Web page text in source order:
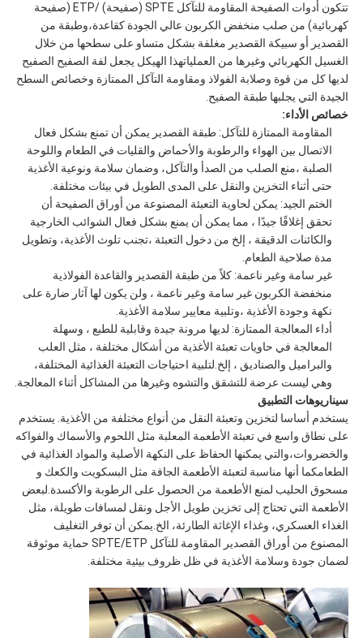
تتكون أدوات الصفيحة المقاومة للتآكل SPTE (صفيحة) /ETP (صفيحة
كهربائية) من صلب منخفض الكربون عالي الجودة كقاعدة،وطبقة من
القصدير أو سبيكة القصدير مغلفة بشكل متساو على سطحها من خلال
الغسيل الكهربائي وغيرها من العملياتهذا الهيكل يجعل لفة الصفيح الصفيح
لديها كل من قوة وصلابة الفولاذ ومقاومة التآكل الممتازة وخصائص السطح
الجيدة التي يجلبها طبقة الصفيح.
خصائص الأداء:
المقاومة الممتازة للتآكل: طبقة القصدير يمكن أن تمنع بشكل فعال
الاتصال بين الهواء والرطوبة والأحماض والقليات في الطعام واللوحة
الصلبة ،منع الصلب من الصدأ والتآكل، وضمان سلامة ونوعية الأغذية
حتى أثناء التخزين والنقل على المدى الطويل في بيئات مختلفة.
الختم الجيد: يمكن لحاوية التعبئة المصنوعة من أوراق الصفيحة أن
تحقق إغلاقًا جيدًا ، مما يمكن أن يمنع بشكل فعال الشوائب الخارجية
والكائنات الدقيقة ، إلخ من دخول التعبئة ،تجنب تلوث الأغذية، وتطويل
مدة صلاحية الطعام.
غير سامة وغير ناعمة: كلاً من طبقة القصدير والقاعدة الفولاذية
منخفضة الكربون غير سامة وغير ناعمة ، ولن يكون لها آثار ضارة على
نكهة وجودة الأغذية ،وتلبية معايير سلامة الأغذية.
أداء المعالجة الممتازة: لديها مرونة جيدة وقابلية للطبع ، وسهلة
المعالجة في حاويات تعبئة الأغذية من أشكال مختلفة ، مثل العلب
والبراميل والصناديق ، إلخ.لتلبية احتياجات التعبئة الغذائية المختلفة،
وهي ليست عرضة للتشقق والتشوه وغيرها من المشاكل أثناء المعالجة.
سيناريوهات التطبيق
يستخدم أساسا لتخزين وتعبئة النقل من أنواع مختلفة من الأغذية. يستخدم
على نطاق واسع في تعبئة الأطعمة المعلبة مثل اللحوم والأسماك والفواكه
والخضروات،والتي يمكنها الحفاظ على النكهة الأصلية والمواد الغذائية في
الطعامكما أنها مناسبة لتعبئة الأطعمة الجافة مثل البسكويت والكعك و
مسحوق الحليب لمنع الأطعمة من الحصول على الرطوبة والأكسدة.لبعض
الأطعمة التي تحتاج إلى تخزين طويل الأجل ونقل لمسافات طويلة، مثل
الغذاء العسكري، وغذاء الإغاثة الطارئة، الخ.يمكن أن توفر التغليف
المصنوع من أوراق القصدير المقاومة للتآكل SPTE/ETP حماية موثوقة
لضمان جودة وسلامة الأغذية في ظل ظروف بيئية مختلفة.